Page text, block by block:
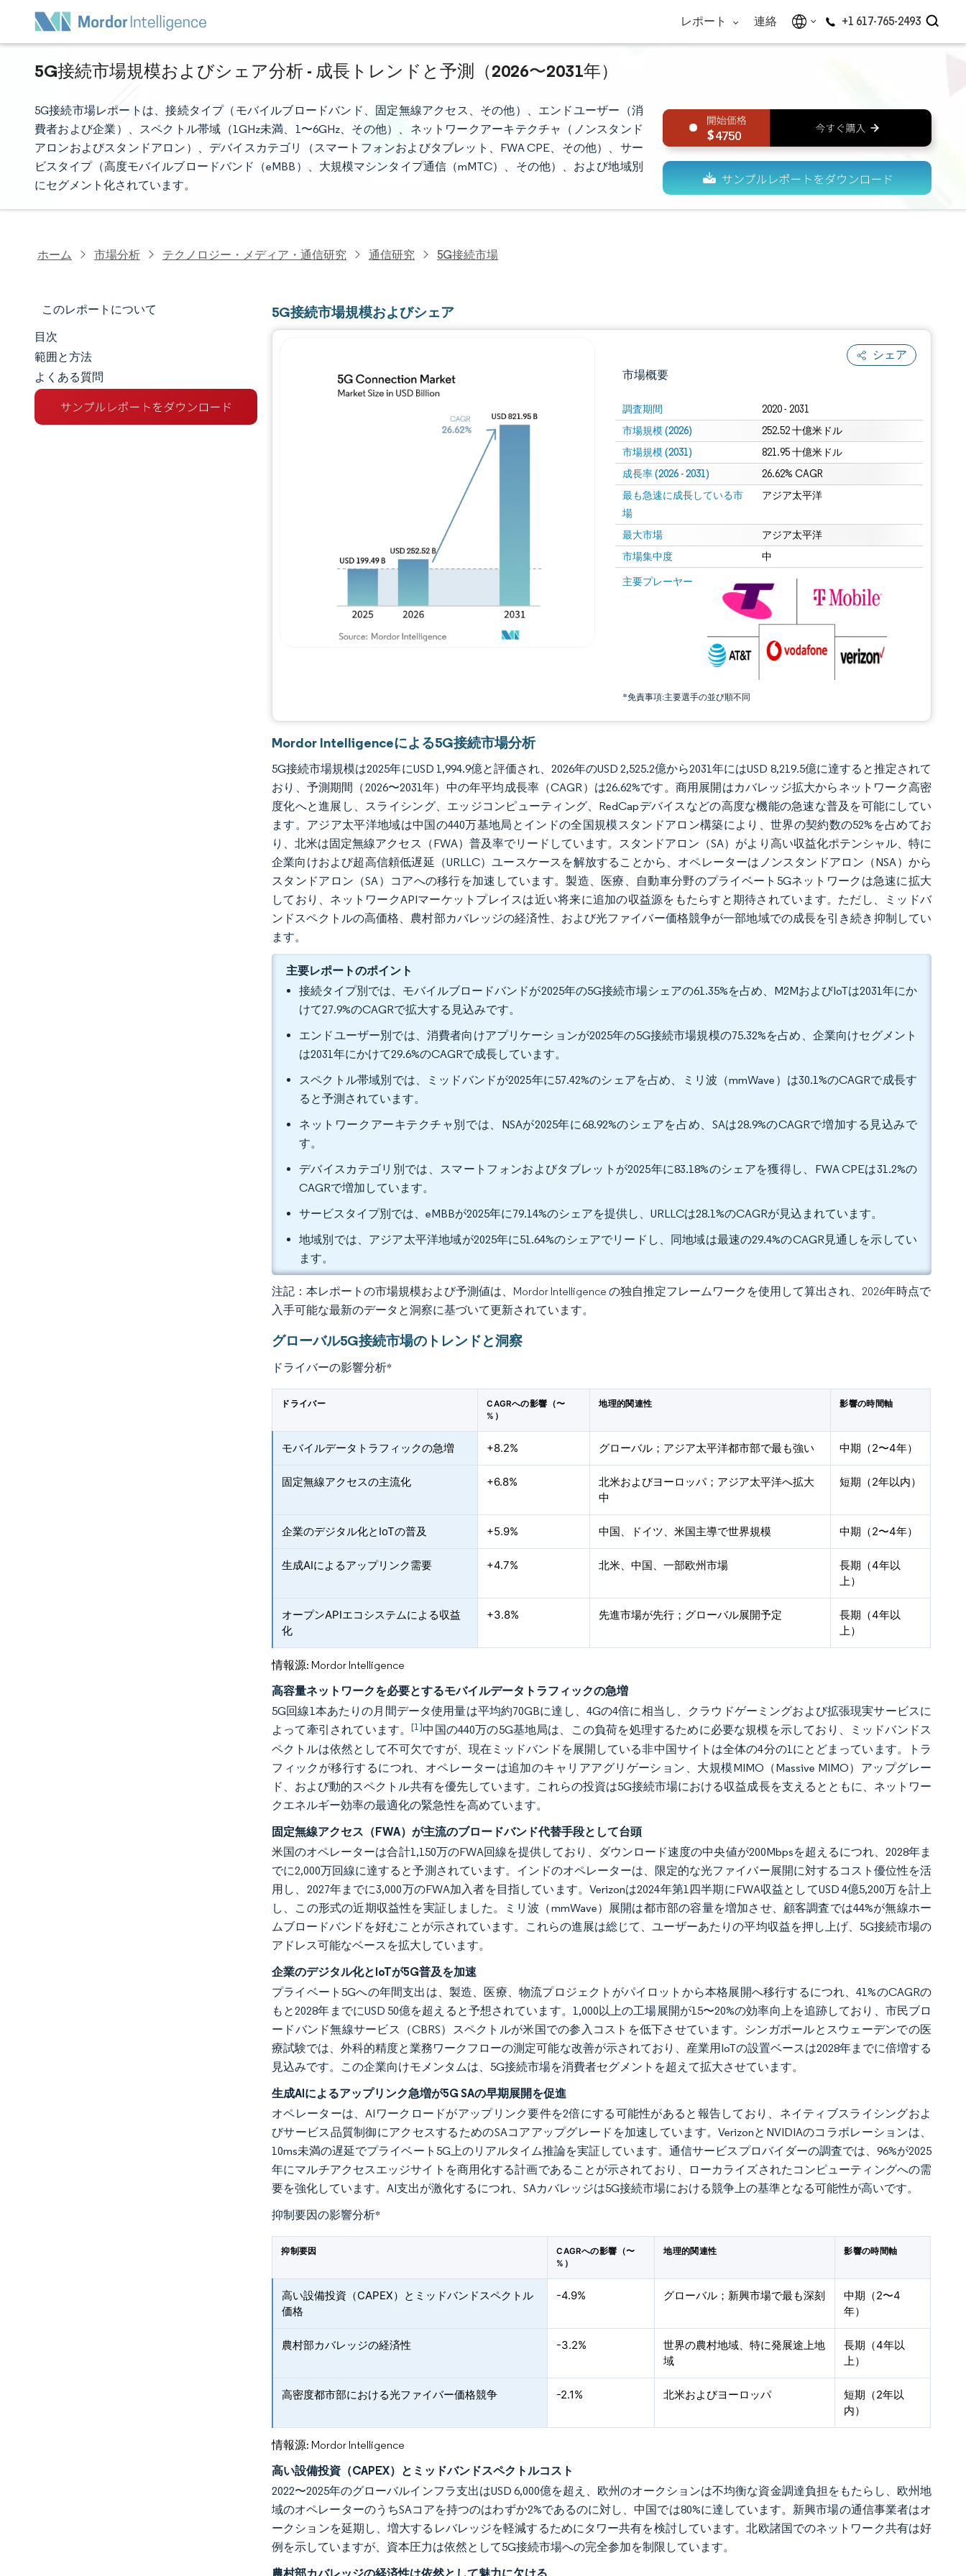
レポート 連絡 +1 617-765-2493
5G接続市場規模およびシェア分析 - 成長トレンドと予測（2026〜2031年）
5G接続市場レポートは、接続タイプ（モバイルブロードバンド、固定無線アクセス、その他）、エンドユーザー（消
費者および企業）、スペクトル帯域（1GHz未満、1〜6GHz、その他）、ネットワークアーキテクチャ（ノンスタンド
アロンおよびスタンドアロン）、デバイスカテゴリ（スマートフォンおよびタブレット、FWA CPE、その他）、サー
ビスタイプ（高度モバイルブロードバンド（eMBB）、大規模マシンタイプ通信（mMTC）、その他）、および地域別
にセグメント化されています。
4750
ホーム 市場分析 テクノロジー・メディア・通信研究 通信研究 5G接続市場
このレポートについて
市場規模とシェア
市場分析
トレンドとインサイト
目次
範囲と方法
よくある質問
5G接続市場規模およびシェア
シェア
市場概要
調査期間 2020 - 2031
市場規模 (2026) 252.52 十億米ドル
市場規模 (2031) 821.95 十億米ドル
成長率 (2026 - 2031) 26.62% CAGR
最も急速に成長している市
場
アジア太平洋
最大市場 アジア太平洋
市場集中度 中
主要プレーヤー
*免責事項:主要選手の並び順不同
画像 © Mordor Intelligence。再利用にはCC BY 4.0の表示が必要です。
画像 © Mordor Intelligence。再利用にはCC BY 4.0の表示が必要です。
Mordor Intelligenceによる5G接続市場分析
5G接続市場規模は2025年にUSD 1,994.9億と評価され、2026年のUSD 2,525.2億から2031年にはUSD 8,219.5億に達すると推定されて
おり、予測期間（2026〜2031年）中の年平均成長率（CAGR）は26.62%です。商用展開はカバレッジ拡大からネットワーク高密
度化へと進展し、スライシング、エッジコンピューティング、RedCapデバイスなどの高度な機能の急速な普及を可能にしてい
ます。アジア太平洋地域は中国の440万基地局とインドの全国規模スタンドアロン構築により、世界の契約数の52%を占めてお
り、北米は固定無線アクセス（FWA）普及率でリードしています。スタンドアロン（SA）がより高い収益化ポテンシャル、特に
企業向けおよび超高信頼低遅延（URLLC）ユースケースを解放することから、オペレーターはノンスタンドアロン（NSA）から
スタンドアロン（SA）コアへの移行を加速しています。製造、医療、自動車分野のプライベート5Gネットワークは急速に拡大
しており、ネットワークAPIマーケットプレイスは近い将来に追加の収益源をもたらすと期待されています。ただし、ミッドバ
ンドスペクトルの高価格、農村部カバレッジの経済性、および光ファイバー価格競争が一部地域での成長を引き続き抑制してい
ます。
主要レポートのポイント
接続タイプ別では、モバイルブロードバンドが2025年の5G接続市場シェアの61.35%を占め、M2MおよびIoTは2031年にか
けて27.9%のCAGRで拡大する見込みです。
エンドユーザー別では、消費者向けアプリケーションが2025年の5G接続市場規模の75.32%を占め、企業向けセグメント
は2031年にかけて29.6%のCAGRで成長しています。
スペクトル帯域別では、ミッドバンドが2025年に57.42%のシェアを占め、ミリ波（mmWave）は30.1%のCAGRで成長す
ると予測されています。
ネットワークアーキテクチャ別では、NSAが2025年に68.92%のシェアを占め、SAは28.9%のCAGRで増加する見込みで
す。
デバイスカテゴリ別では、スマートフォンおよびタブレットが2025年に83.18%のシェアを獲得し、FWA CPEは31.2%の
CAGRで増加しています。
サービスタイプ別では、eMBBが2025年に79.14%のシェアを提供し、URLLCは28.1%のCAGRが見込まれています。
地域別では、アジア太平洋地域が2025年に51.64%のシェアでリードし、同地域は最速の29.4%のCAGR見通しを示してい
ます。
注記：本レポートの市場規模および予測値は、Mordor Intelligence の独自推定フレームワークを使用して算出され、2026年時点で
入手可能な最新のデータと洞察に基づいて更新されています。
グローバル5G接続市場のトレンドと洞察
ドライバーの影響分析*
ドライバー
CAGRへの影響（〜
%）
地理的関連性 影響の時間軸
モバイルデータトラフィックの急増 +8.2% グローバル；アジア太平洋都市部で最も強い 中期（2〜4年）
固定無線アクセスの主流化 +6.8%
北米およびヨーロッパ；アジア太平洋へ拡大
中
短期（2年以内）
企業のデジタル化とIoTの普及 +5.9% 中国、ドイツ、米国主導で世界規模 中期（2〜4年）
生成AIによるアップリンク需要 +4.7% 北米、中国、一部欧州市場
長期（4年以
上）
オープンAPIエコシステムによる収益
化
+3.8% 先進市場が先行；グローバル展開予定
長期（4年以
上）
情報源: Mordor Intelligence
高容量ネットワークを必要とするモバイルデータトラフィックの急増
5G回線1本あたりの月間データ使用量は平均約70GBに達し、4Gの4倍に相当し、クラウドゲーミングおよび拡張現実サービスに
よって牽引されています。[1]中国の440万の5G基地局は、この負荷を処理するために必要な規模を示しており、ミッドバンドス
ペクトルは依然として不可欠ですが、現在ミッドバンドを展開している非中国サイトは全体の4分の1にとどまっています。トラ
フィックが移行するにつれ、オペレーターは追加のキャリアアグリゲーション、大規模MIMO（Massive MIMO）アップグレー
ド、および動的スペクトル共有を優先しています。これらの投資は5G接続市場における収益成長を支えるとともに、ネットワー
クエネルギー効率の最適化の緊急性を高めています。
固定無線アクセス（FWA）が主流のブロードバンド代替手段として台頭
米国のオペレーターは合計1,150万のFWA回線を提供しており、ダウンロード速度の中央値が200Mbpsを超えるにつれ、2028年ま
でに2,000万回線に達すると予測されています。インドのオペレーターは、限定的な光ファイバー展開に対するコスト優位性を活
用し、2027年までに3,000万のFWA加入者を目指しています。Verizonは2024年第1四半期にFWA収益としてUSD 4億5,200万を計上
し、この形式の近期収益性を実証しました。ミリ波（mmWave）展開は都市部の容量を増加させ、顧客調査では44%が無線ホー
ムブロードバンドを好むことが示されています。これらの進展は総じて、ユーザーあたりの平均収益を押し上げ、5G接続市場の
アドレス可能なベースを拡大しています。
企業のデジタル化とIoTが5G普及を加速
プライベート5Gへの年間支出は、製造、医療、物流プロジェクトがパイロットから本格展開へ移行するにつれ、41%のCAGRの
もと2028年までにUSD 50億を超えると予想されています。1,000以上の工場展開が15〜20%の効率向上を追跡しており、市民ブロ
ードバンド無線サービス（CBRS）スペクトルが米国での参入コストを低下させています。シンガポールとスウェーデンでの医
療試験では、外科的精度と業務ワークフローの測定可能な改善が示されており、産業用IoTの設置ベースは2028年までに倍増する
見込みです。この企業向けモメンタムは、5G接続市場を消費者セグメントを超えて拡大させています。
生成AIによるアップリンク急増が5G SAの早期展開を促進
オペレーターは、AIワークロードがアップリンク要件を2倍にする可能性があると報告しており、ネイティブスライシングおよ
びサービス品質制御にアクセスするためのSAコアアップグレードを加速しています。VerizonとNVIDIAのコラボレーションは、
10ms未満の遅延でプライベート5G上のリアルタイム推論を実証しています。通信サービスプロバイダーの調査では、96%が2025
年にマルチアクセスエッジサイトを商用化する計画であることが示されており、ローカライズされたコンピューティングへの需
要を強化しています。AI支出が激化するにつれ、SAカバレッジは5G接続市場における競争上の基準となる可能性が高いです。
抑制要因の影響分析*
抑制要因
CAGRへの影響（〜
%）
地理的関連性 影響の時間軸
高い設備投資（CAPEX）とミッドバンドスペクトル
価格
-4.9% グローバル；新興市場で最も深刻
中期（2〜4
年）
農村部カバレッジの経済性 -3.2%
世界の農村地域、特に発展途上地
域
長期（4年以
上）
高密度都市部における光ファイバー価格競争 -2.1% 北米およびヨーロッパ
短期（2年以
内）
情報源: Mordor Intelligence
高い設備投資（CAPEX）とミッドバンドスペクトルコスト
2022〜2025年のグローバルインフラ支出はUSD 6,000億を超え、欧州のオークションは不均衡な資金調達負担をもたらし、欧州地
域のオペレーターのうちSAコアを持つのはわずか2%であるのに対し、中国では80%に達しています。新興市場の通信事業者はオ
ークションを延期し、増大するレバレッジを軽減するためにタワー共有を検討しています。北欧諸国でのネットワーク共有は好
例を示していますが、資本圧力は依然として5G接続市場への完全参加を制限しています。
農村部カバレッジの経済性は依然として魅力に欠ける